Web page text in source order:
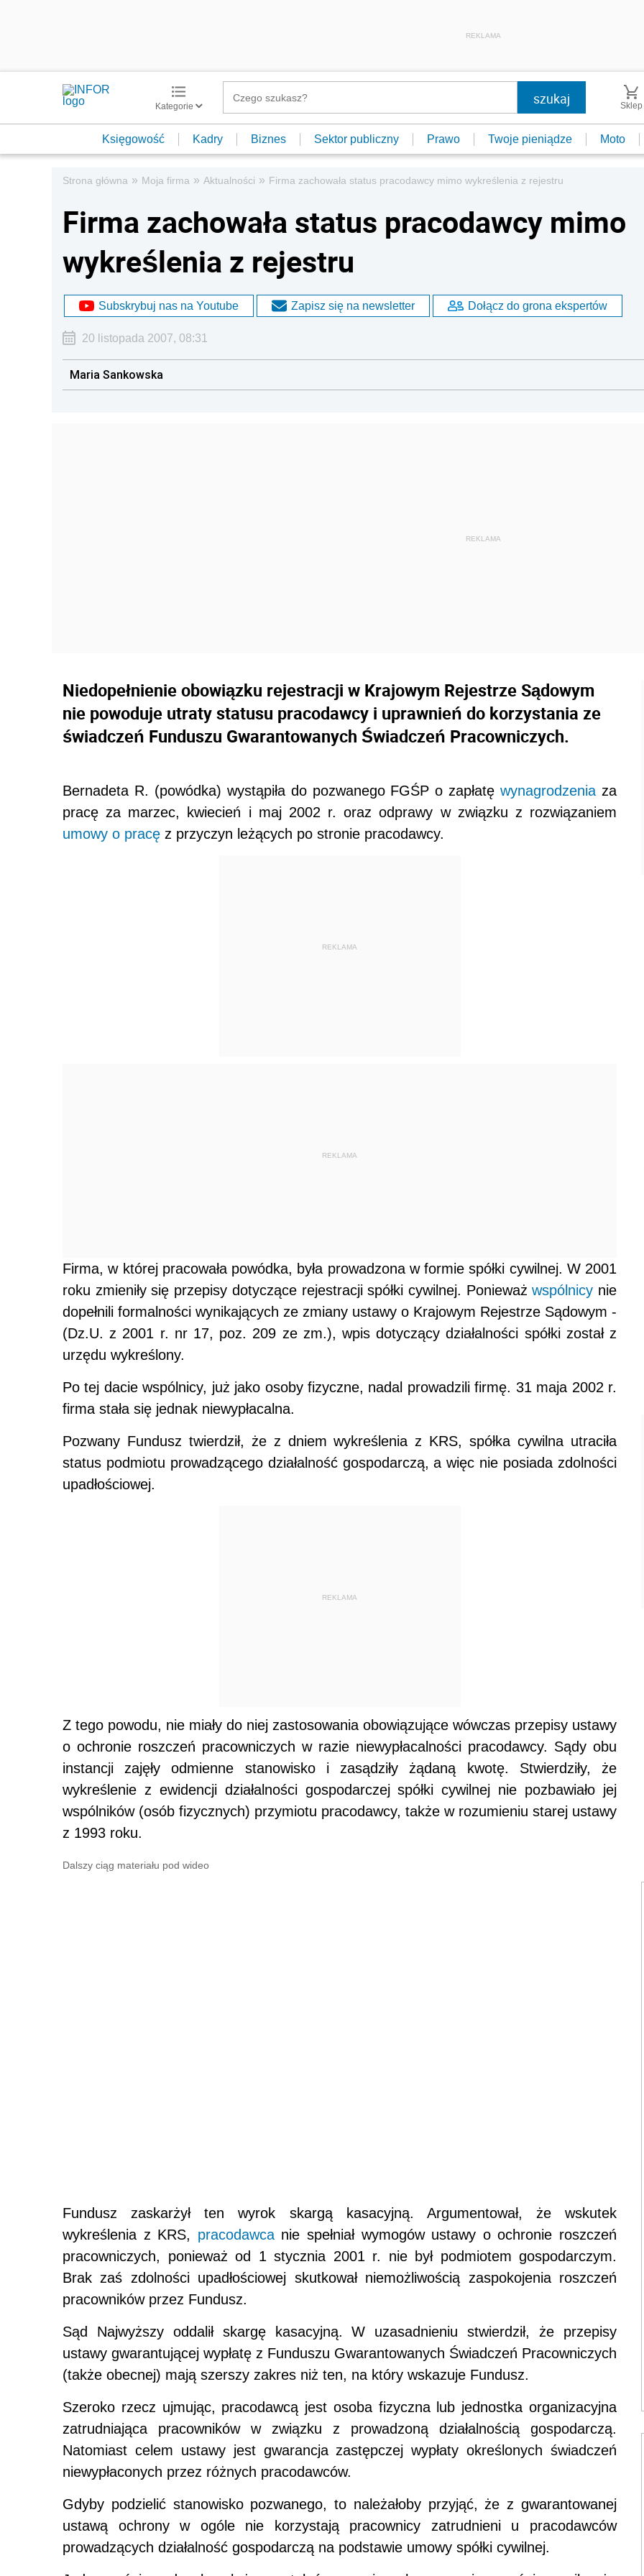
REKLAMA
Kategorie Sklep
Księgowość Kadry Biznes Sektor publiczny Prawo Twoje pieniądze Moto
Strona główna » Moja firma » Aktualności » Firma zachowała status pracodawcy mimo wykreślenia z rejestru
Firma zachowała status pracodawcy mimo
wykreślenia z rejestru
Subskrybuj nas na Youtube Zapisz się na newsletter Dołącz do grona ekspertów
20 listopada 2007, 08:31
Maria Sankowska
Niedopełnienie obowiązku rejestracji w Krajowym Rejestrze Sądowym
nie powoduje utraty statusu pracodawcy i uprawnień do korzystania ze
świadczeń Funduszu Gwarantowanych Świadczeń Pracowniczych.
Bernadeta R. (powódka) wystąpiła do pozwanego FGŚP o zapłatęwynagrodzenia za
pracę za marzec, kwiecień i maj 2002 r. oraz odprawy w związku z rozwiązaniem
umowy o pracę z przyczyn leżących po stronie pracodawcy.
REKLAMA
REKLAMA
Firma, w której pracowała powódka, była prowadzona w formie spółki cywilnej. W 2001
roku zmieniły się przepisy dotyczące rejestracji spółki cywilnej. Ponieważwspólnicy nie
dopełnili formalności wynikających ze zmiany ustawy o Krajowym Rejestrze Sądowym -
(Dz.U. z 2001 r. nr 17, poz. 209 ze zm.), wpis dotyczący działalności spółki został z
urzędu wykreślony.
Po tej dacie wspólnicy, już jako osoby fizyczne, nadal prowadzili firmę. 31 maja 2002 r.
firma stała się jednak niewypłacalna.
Pozwany Fundusz twierdził, że z dniem wykreślenia z KRS, spółka cywilna utraciła
status podmiotu prowadzącego działalność gospodarczą, a więc nie posiada zdolności
upadłościowej.
REKLAMA
Z tego powodu, nie miały do niej zastosowania obowiązujące wówczas przepisy ustawy
o ochronie roszczeń pracowniczych w razie niewypłacalności pracodawcy. Sądy obu
instancji zajęły odmienne stanowisko i zasądziły żądaną kwotę. Stwierdziły, że
wykreślenie z ewidencji działalności gospodarczej spółki cywilnej nie pozbawiało jej
wspólników (osób fizycznych) przymiotu pracodawcy, także w rozumieniu starej ustawy
z 1993 roku.
Dalszy ciąg materiału pod wideo
Fundusz zaskarżył ten wyrok skargą kasacyjną. Argumentował, że wskutek
wykreślenia z KRS, pracodawcanie spełniał wymogów ustawy o ochronie roszczeń
pracowniczych, ponieważ od 1 stycznia 2001 r. nie był podmiotem gospodarczym.
Brak zaś zdolności upadłościowej skutkował niemożliwością zaspokojenia roszczeń
pracowników przez Fundusz.
Sąd Najwyższy oddalił skargę kasacyjną. W uzasadnieniu stwierdził, że przepisy
ustawy gwarantującej wypłatę z Funduszu Gwarantowanych Świadczeń Pracowniczych
(także obecnej) mają szerszy zakres niż ten, na który wskazuje Fundusz.
Szeroko rzecz ujmując, pracodawcą jest osoba fizyczna lub jednostka organizacyjna
zatrudniająca pracowników w związku z prowadzoną działalnością gospodarczą.
Natomiast celem ustawy jest gwarancja zastępczej wypłaty określonych świadczeń
niewypłaconych przez różnych pracodawców.
Gdyby podzielić stanowisko pozwanego, to należałoby przyjąć, że z gwarantowanej
ustawą ochrony w ogóle nie korzystają pracownicy zatrudnieni u pracodawców
prowadzących działalność gospodarczą na podstawie umowy spółki cywilnej.